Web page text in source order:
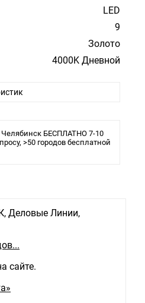
LED
9
Золото
4000K Дневной
Бра
Челябинск БЕСПЛАТНО 7-10
>50 городов бесплатной
Деловые Линии,
сайте.